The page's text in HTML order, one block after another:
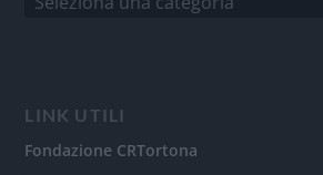
LINK UTILI
Fondazione CRTortona